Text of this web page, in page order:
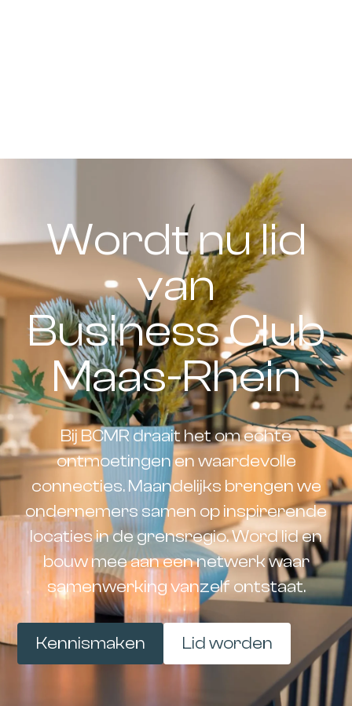
Wordt nu lid
van
Business Club
Maas-Rhein
Bij BCMR draait het om echte
ontmoetingen en waardevolle
connecties. Maandelijks brengen we
ondernemers samen op inspirerende
locaties in de grensregio. Word lid en
bouw mee aan een netwerk waar
samenwerking vanzelf ontstaat.
Kennismaken Lid worden